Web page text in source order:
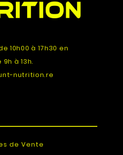
10h00 à 17h30 en
à 13h.
nutrition.re
de Vente